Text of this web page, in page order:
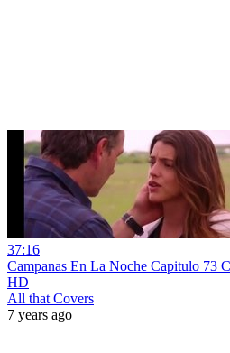
37:16
Campanas En La Noche Capitulo 73
HD
All that Covers
7 years ago